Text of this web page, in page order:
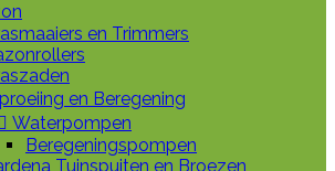
en Trimmers
en Beregening
Waterpompen
Beregeningspompen
Tuinspuiten en Broezen